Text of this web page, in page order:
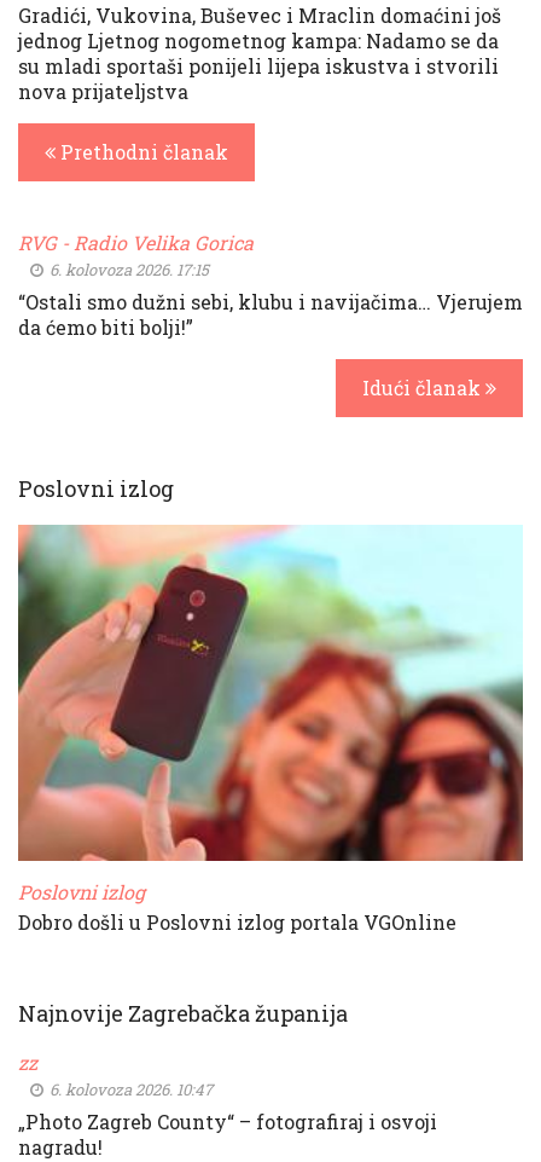
Gradići, Vukovina, Buševec i Mraclin domaćini još
jednog Ljetnog nogometnog kampa: Nadamo se da
su mladi sportaši ponijeli lijepa iskustva i stvorili
nova prijateljstva
Prethodni članak
RVG - Radio Velika Gorica
6. kolovoza 2026. 17:15
“Ostali smo dužni sebi, klubu i navijačima… Vjerujem
da ćemo biti bolji!”
Idući članak
Poslovni izlog
Poslovni izlog
Dobro došli u Poslovni izlog portala VGOnline
Najnovije Zagrebačka županija
zz
6. kolovoza 2026. 10:47
„Photo Zagreb County“ – fotografiraj i osvoji
nagradu!